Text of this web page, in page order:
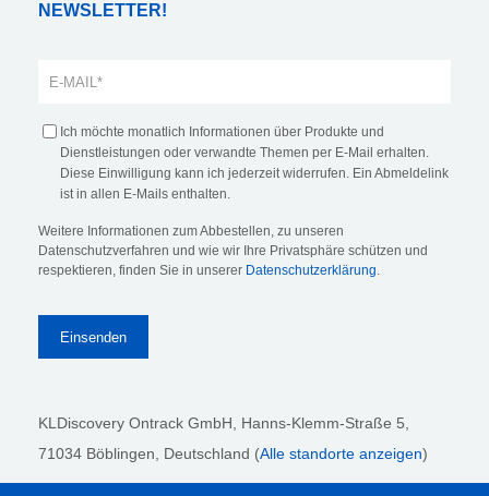
NEWSLETTER!
Ich möchte monatlich Informationen über Produkte und
Dienstleistungen oder verwandte Themen per E-Mail erhalten.
Diese Einwilligung kann ich jederzeit widerrufen. Ein Abmeldelink
ist in allen E-Mails enthalten.
Weitere Informationen zum Abbestellen, zu unseren
Datenschutzverfahren und wie wir Ihre Privatsphäre schützen und
respektieren, finden Sie in unserer Datenschutzerklärung.
KLDiscovery Ontrack GmbH, Hanns-Klemm-Straße 5
71034 Böblingen , Deutschland (Alle standorte anzeigen)